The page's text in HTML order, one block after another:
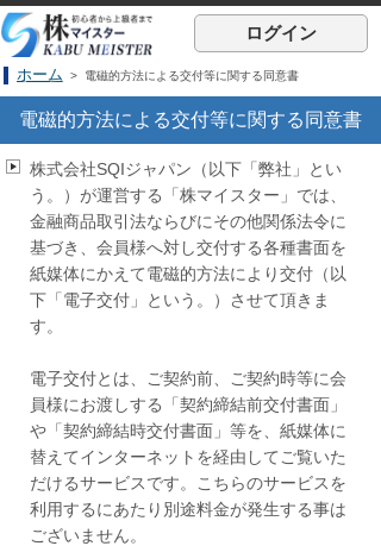
ログイン
ホーム > 電磁的方法による交付等に関する同意書
電磁的方法による交付等に関する同意書
株式会社SQIジャパン（以下「弊社」とい
う。）が運営する「株マイスター」では、
金融商品取引法ならびにその他関係法令に
基づき、会員様へ対し交付する各種書面を
紙媒体にかえて電磁的方法により交付（以
下「電子交付」という。）させて頂きま
す。
電子交付とは、ご契約前、ご契約時等に会
員様にお渡しする「契約締結前交付書面」
や「契約締結時交付書面」等を、紙媒体に
替えてインターネットを経由してご覧いた
だけるサービスです。こちらのサービスを
利用するにあたり別途料金が発生する事は
ございません。